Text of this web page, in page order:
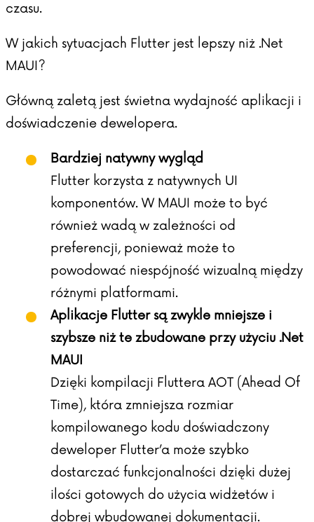
czasu.
W jakich sytuacjach Flutter jest lepszy niż .Net
MAUI?
Główną zaletą jest świetna wydajność aplikacji i
doświadczenie dewelopera.
Bardziej natywny wygląd
Flutter korzysta z natywnych UI
komponentów. W MAUI może to być
również wadą w zależności od
preferencji, ponieważ może to
powodować niespójność wizualną między
różnymi platformami.
Aplikacje Flutter są zwykle mniejsze i
szybsze niż te zbudowane przy użyciu .Net
MAUI
Dzięki kompilacji Fluttera AOT (Ahead Of
Time), która zmniejsza rozmiar
kompilowanego kodu doświadczony
deweloper Flutter’a może szybko
dostarczać funkcjonalności dzięki dużej
ilości gotowych do użycia widżetów i
dobrej wbudowanej dokumentacji.